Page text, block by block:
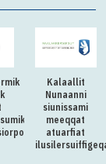
Kalaallit
Nunaanni
siunissami
meeqqat
atuarfiat